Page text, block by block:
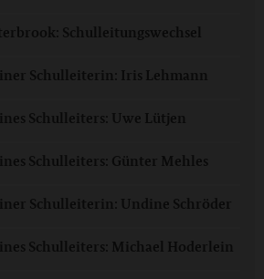
Schulleitungswechsel
Schulleiterin: Iris Lehmann
Schulleiters: Uwe Lütjen
Schulleiters: Günter Mehles
Schulleiterin: Undine Schröder
Schulleiters: Michael Hoderlein